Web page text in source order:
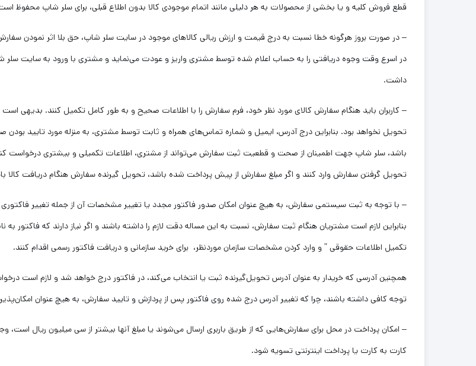
قطع فروش کلیه و یا بخشی از محصولات به هر دلیلی مانند اتمام موجودی کالا بدون اطلاع قبلی، برای سلر شاپ محفوظ
– در صورت بروز هرگونه خطا نسبت به درج قیمت و ارزش ریالی کالاهای موجود در سایت سلر شاپ، حق بلا اثر نمودن
در اسرع وقت وجوه دریافتی را به حساب اعلام شده توسط مشتری واریز و عودت می‌نماید و مشتری با ورود به سایت سلر
داشت.
– کاربران باید هنگام سفارش کالای مورد نظر خود، فرم سفارش را با اطلاعات صحیح و به طور کامل تکمیل کنند. بدیهی
تحویل نخواهد بود. بنابراین درج آدرس، ایمیل و شماره تماس‌های همراه و ثابت توسط مشتری، به منزله مورد تایید
باشد، سلر شاپ جهت اطمینان از صحت و قطعیت ثبت سفارش می‌تواند از مشتری، اطلاعات تکمیلی و بیشتری درخواست
تحویل گرفتن سفارش وارد کنند و اگر مبلغ سفارش از پیش پرداخت شده باشد، تحویل گیرنده سفارش هنگام دریافت کالا
– با توجه به ثبت سیستمی سفارش، به هیچ عنوان امکان صدور فاکتور مجدد یا تغییر مشخصات آن از جمله تغییر
بنابراین لازم است مشتریان هنگام ثبت سفارش، نسبت به این مساله دقت لازم را داشته باشند و اگر نیاز دارند که فاکتور
تکمیل اطلاعات حقوقی ” و وارد کردن مشخصات سازمان موردنظر، برای خرید سازمانی و دریافت فاکتور رسمی اقدام کنند.
همچنین آدرسی که خریدار به عنوان آدرس تحویل‌گیرنده ثبت یا انتخاب می‌کند، در فاکتور درج خواهد شد و لازم است
توجه کافی داشته باشند، چرا که تغییر آدرس درج شده روی فاکتور پس از پردازش و تایید سفارش، به هیچ عنوان
– امکان پرداخت در محل برای سفارش‌هایی که از طریق باربری ارسال می‌شوند یا مبلغ آنها بیشتر از سی میلیون ریال است،
کارت به کارت یا پرداخت اینترنتی تسویه شود.